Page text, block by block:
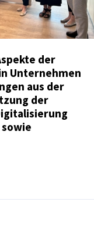
der
Unternehmen
aus der
der